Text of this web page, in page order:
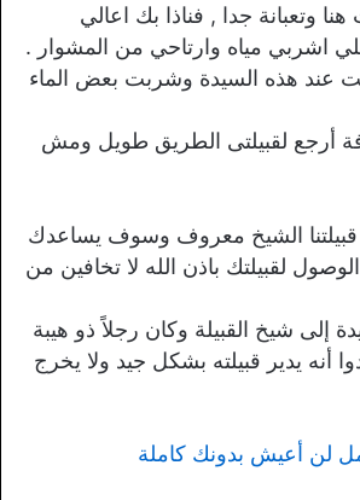
وتعبانة جدا , فناذا بك اعالي
اشربي مياه وارتاحي من المشوار .
عند هذه السيدة وشربت بعض الماء
أرجع لقبيلتى الطريق طويل ومش
الشيخ معروف وسوف يساعدك
لقبيلتك باذن الله لا تخافين من
إلى شيخ القبيلة وكان رجلاً ذو هيبة
أنه يدير قبيلته بشكل جيد ولا يخرج
لن أعيش بدونك كاملة